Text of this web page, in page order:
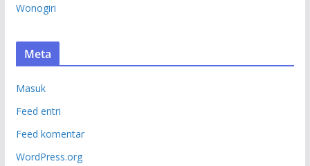
Wonogiri
Meta
Masuk
Feed entri
Feed komentar
WordPress.org